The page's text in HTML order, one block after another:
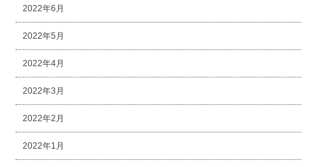
2022年6月
2022年5月
2022年4月
2022年3月
2022年2月
2022年1月